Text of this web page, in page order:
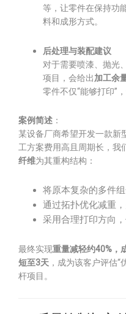
等，让零件在保持功
料和成形方式。
后处理与装配建议
对于需要喷漆、抛光
项目，会给出加工余
零件不仅“能够打印”
案例简述 ：
某设备厂商希望开发一款新
工方案费用高且周期长，我
纤维为其重构结构：
将原本复杂的多件
通过拓扑优化减重
采用合理打印方向
最终实现重量减轻约40%，
短至3天 ，成为该客户评估
杆项目。